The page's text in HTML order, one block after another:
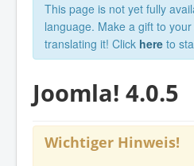
This page is not yet fully
language. Make a gift to
translating it! Click here to
Joomla! 4.0.5
Wichtiger Hinweis!